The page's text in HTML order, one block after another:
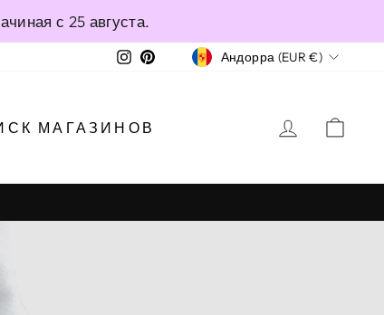
с 25 августа.
Instagram
PinterestВАЛЮТА
Андорра (EUR €)
МАГАЗИНОВ ВОЙТИ